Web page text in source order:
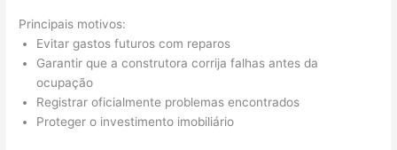
Principais motivos:
Evitar gastos futuros com reparos
Garantir que a construtora corrija falhas antes da
ocupação
Registrar oficialmente problemas encontrados
Proteger o investimento imobiliário